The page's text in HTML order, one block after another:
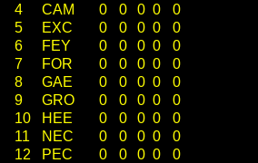
4
CAM 0 0 0 0
0
5
EXC 0 0 0 0
0
6
FEY 0 0 0 0
0
7
FOR 0 0 0 0
0
8
GAE 0 0 0 0
0
9
GRO 0 0 0 0
0
10
HEE 0 0 0 0
0
11
NEC 0 0 0 0
0
12
PEC 0 0 0 0
0